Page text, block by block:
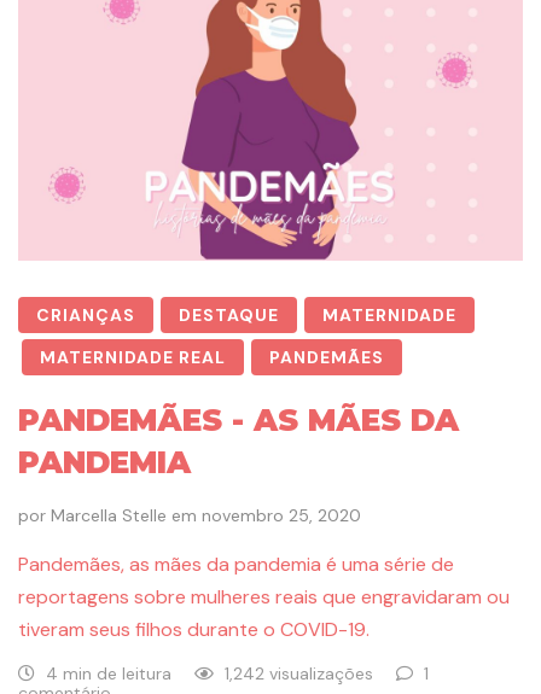
CRIANÇAS DESTAQUE
MATERNIDADE
MATERNIDADE REAL
PANDEMÃES
PANDEMÃES - AS MÃES DA
PANDEMIA
por Marcella Stelle em novembro 25, 2020
Pandemães, as mães da pandemia é uma série de
reportagens sobre mulheres reais que engravidaram ou
tiveram seus filhos durante o COVID-19.
4 min de leitura 1,242 visualizações
1